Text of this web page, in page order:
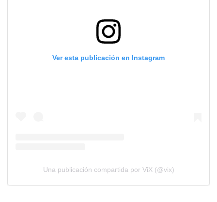
Ver esta publicación en Instagram
Una publicación compartida por ViX (@vix)